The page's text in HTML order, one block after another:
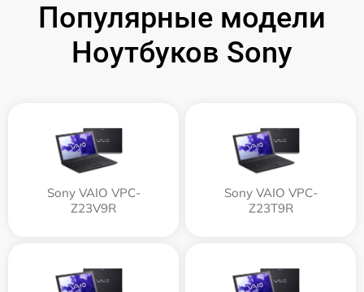
Популярные модели
Ноутбуков Sony
Sony VAIO VPC-
Z23V9R
Sony VAIO VPC-
Z23T9R